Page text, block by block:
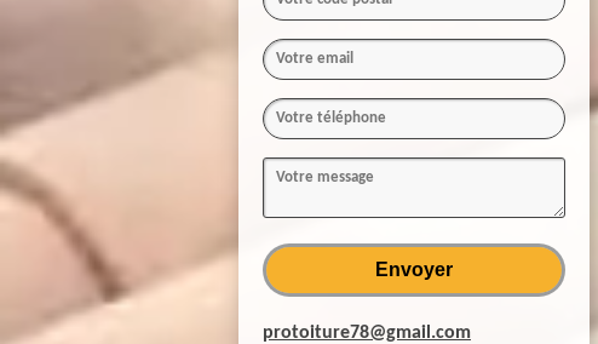
protoiture78@gmail.com